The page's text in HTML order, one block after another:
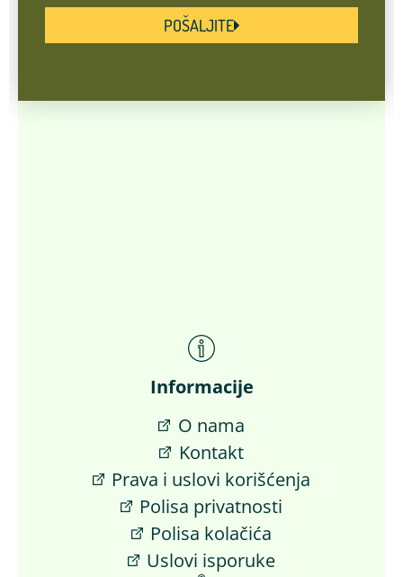
POŠALJITE
Informacije
O nama
Kontakt
Prava i uslovi korišćenja
Polisa privatnosti
Polisa kolačića
Uslovi isporuke